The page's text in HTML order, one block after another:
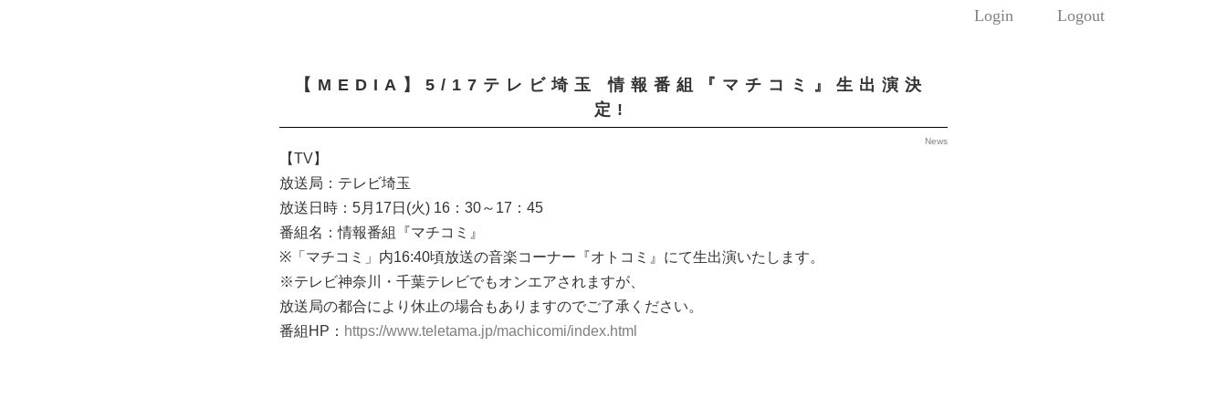
Login Logout
【MEDIA】5/17テレビ埼玉 情報番組『マチコミ』生出演決
定!
News
【TV】
放送局：テレビ埼玉
放送日時：5月17日(火) 16：30～17：45
番組名：情報番組『マチコミ』
※「マチコミ」内16:40頃放送の音楽コーナー『オトコミ』にて生出演いたします。
※テレビ神奈川・千葉テレビでもオンエアされますが、
放送局の都合により休止の場合もありますのでご了承ください。
番組HP： https://www.teletama.jp/machicomi/index.html